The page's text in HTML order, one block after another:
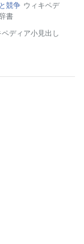
競争 ウィキペデ
書
ペディア小見出し